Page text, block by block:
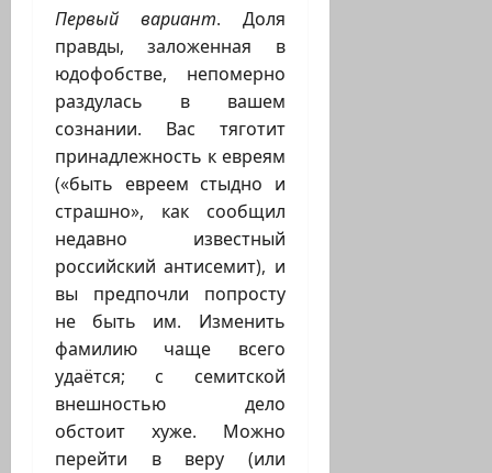
Первый вариант. Доля
правды, заложенная в
юдофобстве, непомерно
раздулась в вашем
сознании. Вас тяготит
принадлежность к евреям
(«быть евреем стыдно и
страшно», как сообщил
недавно известный
российский антисемит), и
вы предпочли попросту
не быть им. Изменить
фамилию чаще всего
удаётся; с семитской
внешностью дело
обстоит хуже. Можно
перейти в веру (или